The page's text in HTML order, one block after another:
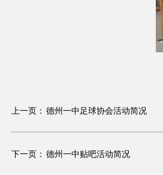
上一页： 德州一中足球协会活动简况
下一页： 德州一中贴吧活动简况